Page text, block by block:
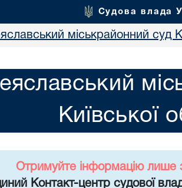
Судова влада
міськрайонний суд
Київської
Отримуйте інформацію лише
Контакт-центр судової